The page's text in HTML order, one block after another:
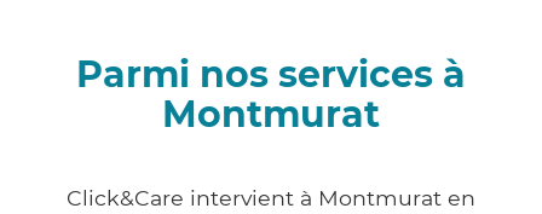
Parmi nos services à
Montmurat
Click&Care intervient à Montmurat en